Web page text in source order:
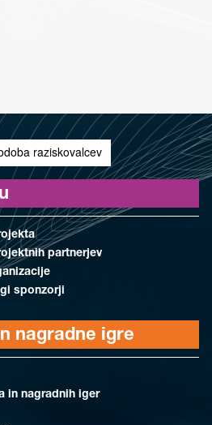
raziskovalcev
partnerjev
sponzorji
nagradne igre
in nagradnih iger